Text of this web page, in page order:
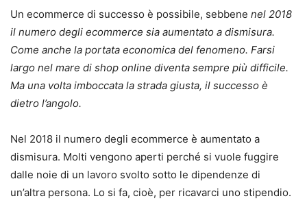
Un ecommerce di successo è possibile, sebbene nel 2018
il numero degli ecommerce sia aumentato a dismisura.
Come anche la portata economica del fenomeno. Farsi
largo nel mare di shop online diventa sempre più difficile.
Ma una volta imboccata la strada giusta, il successo è
dietro l’angolo.
Nel 2018 il numero degli ecommerce è aumentato a
dismisura. Molti vengono aperti perché si vuole fuggire
dalle noie di un lavoro svolto sotto le dipendenze di
un’altra persona. Lo si fa, cioè, per ricavarci uno stipendio.